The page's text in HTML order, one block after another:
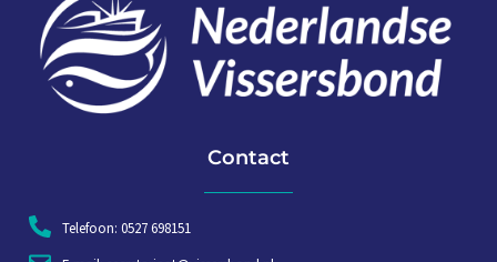
Contact
Telefoon: 0527 698151